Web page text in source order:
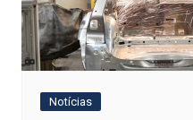
Notícias